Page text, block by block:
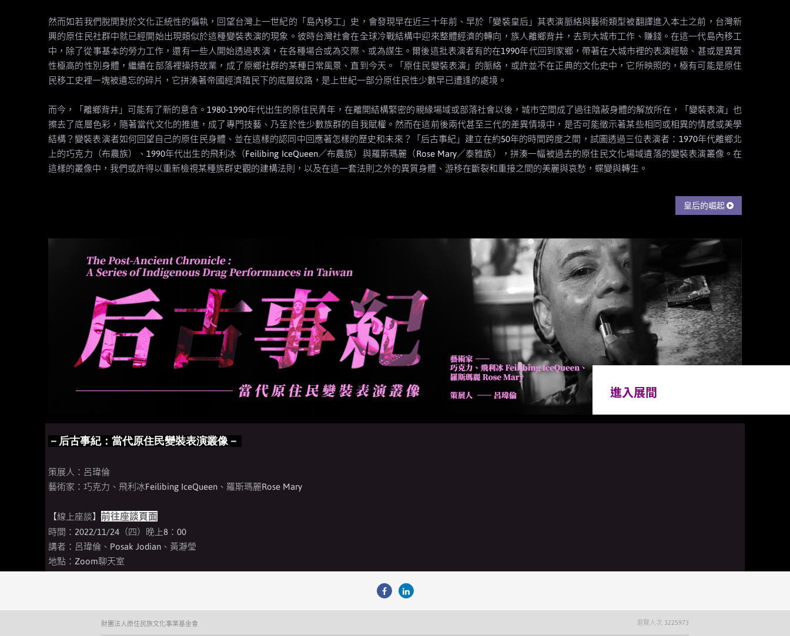
然而如若我們脫開對於文化正統性的偏執，回望台灣上一世紀的「島內移工」史，會發現早在近三十年前、早於「變裝皇后」其表演脈絡與藝術類型被翻譯進入本土之前，台灣新
興的原住民社群中就已經開始出現類似於這種變裝表演的現象。彼時台灣社會在全球冷戰結構中迎來整體經濟的轉向，族人離鄉背井，去到大城市工作、賺錢。在這一代島內移工
中，除了從事基本的勞力工作，還有一些人開始透過表演，在各種場合或為交際、或為謀生。爾後這批表演者有的在1990年代回到家鄉，帶著在大城市裡的表演經驗、甚或是異質
性極高的性別身體，繼續在部落裡操持故業，成了原鄉社群的某種日常風景、直到今天。「原住民變裝表演」的脈絡，或許並不在正典的文化史中，它所映照的，極有可能是原住
民移工史裡一塊被遺忘的碎片，它拼湊著帝國經濟殖民下的底層紋路，是上世紀一部分原住民性少數早已遭逢的處境。
而今，「離鄉背井」可能有了新的意含。1980-1990年代出生的原住民青年，在離開結構緊密的親緣場域或部落社會以後，城市空間成了過往陰蔽身體的解放所在，「變裝表演」也
擦去了底層色彩，隨著當代文化的推進，成了專門技藝、乃至於性少數族群的自我賦權。然而在這前後兩代甚至三代的差異情境中，是否可能徵示著某些相同或相異的情感或美學
結構？變裝表演者如何回望自己的原住民身體、並在這樣的認同中回應著怎樣的歷史和未來？「后古事紀」建立在約50年的時間跨度之間，試圖透過三位表演者：1970年代離鄉北
上的巧克力（布農族）、1990年代出生的飛利冰（Feilibing IceQueen／布農族）與羅斯瑪麗（Rose Mary／泰雅族），拼湊一幅被過去的原住民文化場域遺落的變裝表演叢像。在
這樣的叢像中，我們或許得以重新檢視某種族群史觀的建構法則，以及在這一套法則之外的異質身體、游移在斷裂和重接之間的美麗與哀愁，蝶變與轉生。
皇后的崛起
進入展間
－后古事紀：當代原住民變裝表演叢像－
策展人：呂瑋倫
藝術家：巧克力、飛利冰Feilibing IceQueen、羅斯瑪麗Rose Mary
【線上座談】 前往座談頁面
時間：2022/11/24（四）晚上8：00
講者：呂瑋倫、Posak Jodian、黃瀞瑩
地點：Zoom聊天室
瀏覽人次 3225973
財團法人原住民族文化事業基金會